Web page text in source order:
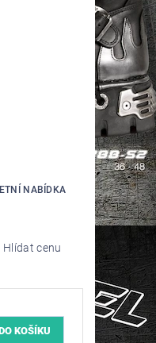
NABÍDKA
Hlídat cenu